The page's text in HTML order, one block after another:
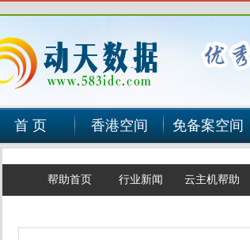
首 页 香港空间 免备案空间
帮助首页 行业新闻 云主机帮助